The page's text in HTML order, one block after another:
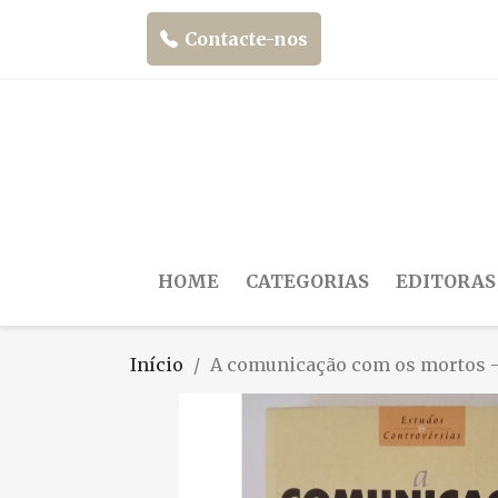
Contacte-nos
HOME CATEGORIAS EDITORAS
Início A comunicação com os mortos